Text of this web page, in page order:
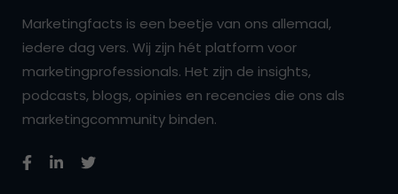
Marketingfacts is een beetje van ons allemaal,
iedere dag vers. Wij zijn hét platform voor
marketingprofessionals. Het zijn de insights,
podcasts, blogs, opinies en recencies die ons als
marketingcommunity binden.